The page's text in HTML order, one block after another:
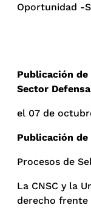
Oportunidad -
Publicación de
Sector
el 07 de
Publicación de
Procesos de
La CNSC y la
derecho frente